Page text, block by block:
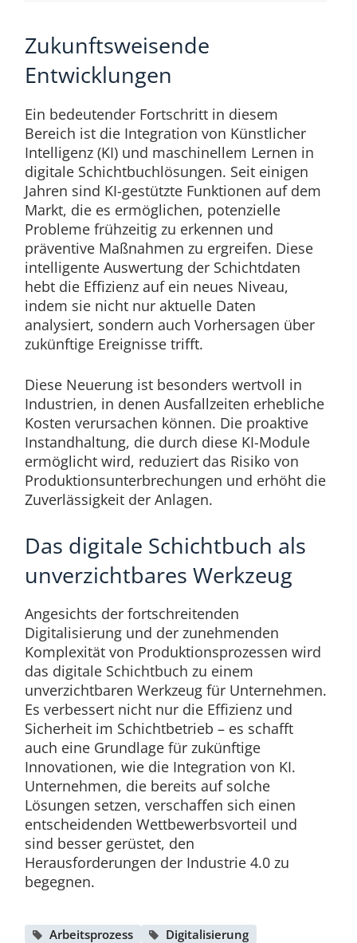
Zukunftsweisende
Entwicklungen
Ein bedeutender Fortschritt in diesem
Bereich ist die Integration von Künstlicher
Intelligenz (KI) und maschinellem Lernen in
digitale Schichtbuchlösungen. Seit einigen
Jahren sind KI-gestützte Funktionen auf dem
Markt, die es ermöglichen, potenzielle
Probleme frühzeitig zu erkennen und
präventive Maßnahmen zu ergreifen. Diese
intelligente Auswertung der Schichtdaten
hebt die Effizienz auf ein neues Niveau,
indem sie nicht nur aktuelle Daten
analysiert, sondern auch Vorhersagen über
zukünftige Ereignisse trifft.
Diese Neuerung ist besonders wertvoll in
Industrien, in denen Ausfallzeiten erhebliche
Kosten verursachen können. Die proaktive
Instandhaltung, die durch diese KI-Module
ermöglicht wird, reduziert das Risiko von
Produktionsunterbrechungen und erhöht die
Zuverlässigkeit der Anlagen.
Das digitale Schichtbuch als
unverzichtbares Werkzeug
Angesichts der fortschreitenden
Digitalisierung und der zunehmenden
Komplexität von Produktionsprozessen wird
das digitale Schichtbuch zu einem
unverzichtbaren Werkzeug für Unternehmen.
Es verbessert nicht nur die Effizienz und
Sicherheit im Schichtbetrieb – es schafft
auch eine Grundlage für zukünftige
Innovationen, wie die Integration von KI.
Unternehmen, die bereits auf solche
Lösungen setzen, verschaffen sich einen
entscheidenden Wettbewerbsvorteil und
sind besser gerüstet, den
Herausforderungen der Industrie 4.0 zu
begegnen.
Arbeitsprozess
Digitalisierung